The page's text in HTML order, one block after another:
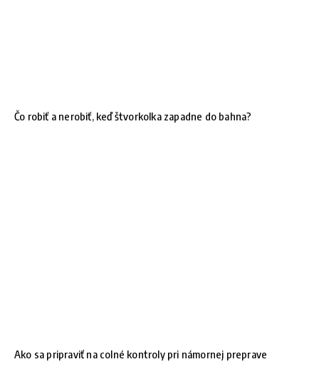
Čo robiť a nerobiť, keď štvorkolka zapadne do bahna?
Ako sa pripraviť na colné kontroly pri námornej preprave